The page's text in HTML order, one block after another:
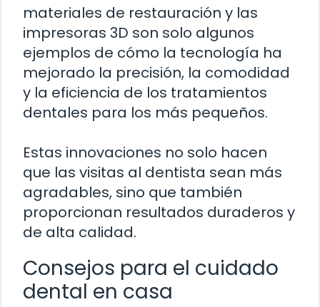
materiales de restauración y las
impresoras 3D son solo algunos
ejemplos de cómo la tecnología ha
mejorado la precisión, la comodidad
y la eficiencia de los tratamientos
dentales para los más pequeños.
Estas innovaciones no solo hacen
que las visitas al dentista sean más
agradables, sino que también
proporcionan resultados duraderos y
de alta calidad.
Consejos para el cuidado
dental en casa